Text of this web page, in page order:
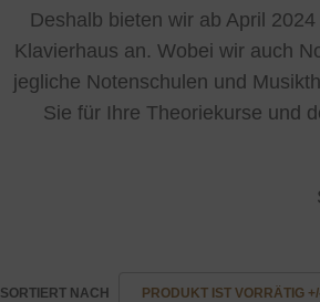
Deshalb bieten wir ab April
Klavierhaus an. Wobei wir auch
jegliche Notenschulen und
Sie für Ihre Theoriekurse und
SORTIERT NACH PRODUKT IST VORRÄTIG